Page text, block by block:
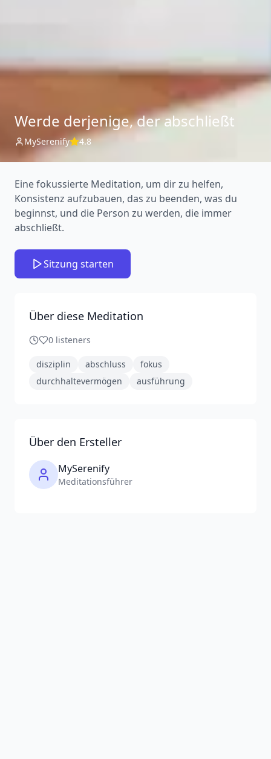
Werde derjenige, der abschließt
MySerenify 4.8
Eine fokussierte Meditation, um dir zu helfen,
Konsistenz aufzubauen, das zu beenden, was du
beginnst, und die Person zu werden, die immer
abschließt.
Sitzung starten
Über diese Meditation
0 listeners
disziplin abschluss
fokus
durchhaltevermögen
ausführung
Über den Ersteller
MySerenify
Meditationsführer